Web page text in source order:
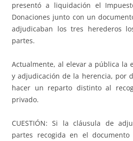
presentó a liquidación el
Donaciones junto con un
adjudicaban los tres herederos
partes.
Actualmente, al elevar a pública la
y adjudicación de la herencia, por
hacer un reparto distinto al
privado.
CUESTIÓN: Si la cláusula de
partes recogida en el